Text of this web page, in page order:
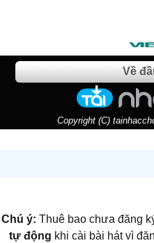
Về
Copyright (C)
Chú ý: Thuê bao chưa đăng
tự động khi cài bài hát vì